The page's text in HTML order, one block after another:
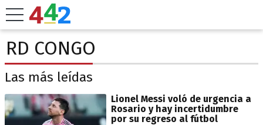
RD CONGO
Las más leídas
Lionel Messi voló de urgencia a
Rosario y hay incertidumbre
por su regreso al fútbol